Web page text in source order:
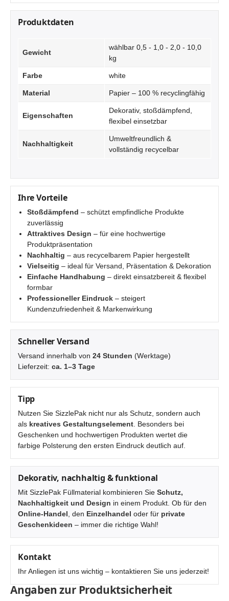
Produktdaten
Gewicht
wählbar 0,5 - 1,0 - 2,0 - 10,0
kg
Farbe white
Material Papier – 100 % recyclingfähig
Eigenschaften
Dekorativ, stoßdämpfend,
flexibel einsetzbar
Nachhaltigkeit
Umweltfreundlich &
vollständig recycelbar
Ihre Vorteile
Stoßdämpfend – schützt empfindliche Produkte
zuverlässig
Attraktives Design – für eine hochwertige
Produktpräsentation
Nachhaltig – aus recycelbarem Papier hergestellt
Vielseitig – ideal für Versand, Präsentation & Dekoration
Einfache Handhabung – direkt einsatzbereit & flexibel
formbar
Professioneller Eindruck – steigert
Kundenzufriedenheit & Markenwirkung
Schneller Versand
Versand innerhalb von 24 Stunden (Werktage)
Lieferzeit: ca. 1–3 Tage
Tipp
Nutzen Sie SizzlePak nicht nur als Schutz, sondern auch
als kreatives Gestaltungselement . Besonders bei
Geschenken und hochwertigen Produkten wertet die
farbige Polsterung den ersten Eindruck deutlich auf.
Dekorativ, nachhaltig & funktional
Mit SizzlePak Füllmaterial kombinieren Sie Schutz,
Nachhaltigkeit und Design in einem Produkt. Ob für den
Online-Handel , den Einzelhandel oder für private
Geschenkideen – immer die richtige Wahl!
Kontakt
Ihr Anliegen ist uns wichtig – kontaktieren Sie uns jederzeit!
Angaben zur Produktsicherheit